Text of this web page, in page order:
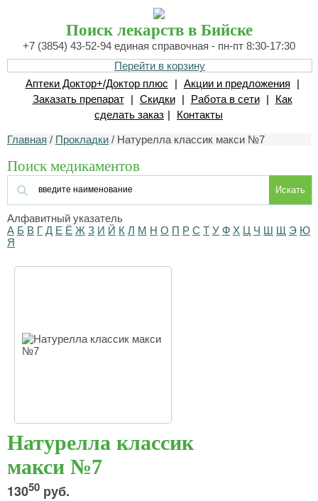
Поиск лекарств в Бийске
+7 (3854) 43-52-94 единая справочная - пн-пт 8:30-17:30
Перейти в корзину
Аптеки Доктор+/Доктор плюс
| Акции и предложения
|
Заказать препарат
| Скидки | Работа в сети |
Как
сделать заказ | Контакты
Главная / Прокладки / Натурелла классик макси №7
Поиск медикаментов
Искать
Алфавитный указатель
А Б В Г Д Е Ё Ж З И Й К Л М Н О П Р С Т У Ф Х Ц Ч Ш Щ Э Ю
Я
Натурелла классик
макси №7
13050 руб.